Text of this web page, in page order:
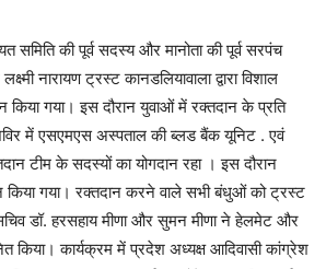
समिति की पूर्व सदस्य और मानोता की पूर्व सरपंच
नारायण ट्रस्ट कानडलियावाला द्वारा विशाल
किया गया। इस दौरान युवाओं में रक्तदान के प्रति
में एसएमएस अस्पताल की ब्लड बैंक यूनिट . एवं
टीम के सदस्यों का योगदान रहा । इस दौरान
किया गया। रक्तदान करने वाले सभी बंधुओं को ट्रस्ट
डॉ. हरसहाय मीणा और सुमन मीणा ने हेलमेट और
किया। कार्यक्रम में प्रदेश अध्यक्ष आदिवासी कांग्रेश